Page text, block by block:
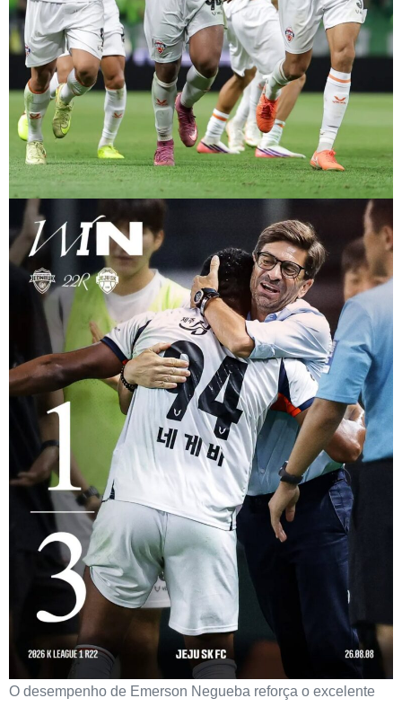
O desempenho de Emerson Negueba reforça o excelente